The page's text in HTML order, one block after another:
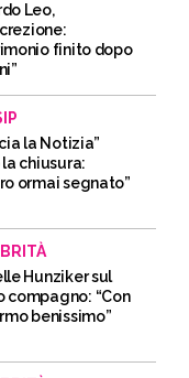
Leo,
finito dopo
la Notizia”
chiusura:
ormai segnato”
Hunziker sul
compagno: “Con
benissimo”